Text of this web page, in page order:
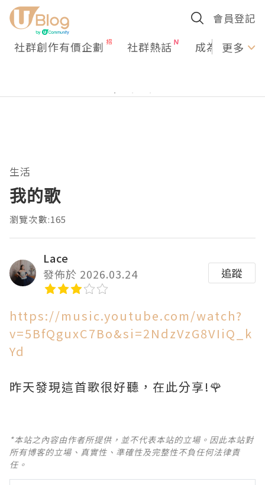
會員登記
社群創作有價企劃 社群熱話 成為U更多
生活
我的歌
瀏覽次數:165
Lace
發佈於 2026.03.24
追蹤
https://music.youtube.com/watch?
v=5BfQguxC7Bo&si=2NdzVzG8VIiQ_k
Yd
昨天發現這首歌很好聽，在此分享!🌹
*本站之內容由作者所提供，並不代表本站的立場。因此本站對
所有博客的立場、真實性、準確性及完整性不負任何法律責
任。